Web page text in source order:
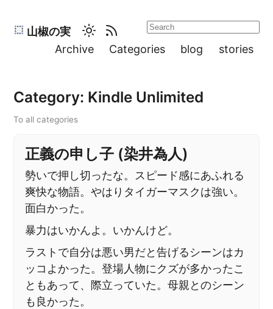
山椒の実
Archive
Categories blog stories
Category: Kindle Unlimited
To all categories
正義の申し子 (染井為人)
勢いで押し切ったな。スピード感にあふれる
爽快な物語。やはりタイガーマスクは強い。
面白かった。
暴力はいかんよ。いかんけど。
ラストで自分は悪い男だと告げるシーンはカ
ッコよかった。登場人物にクズが多かったこ
ともあって、際立っていた。母親とのシーン
も良かった。